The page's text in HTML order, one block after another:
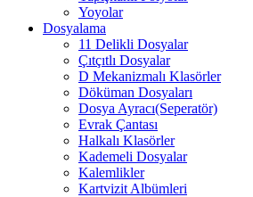
Yoyolar
Dosyalama
11 Delikli Dosyalar
Çıtçıtlı Dosyalar
D Mekanizmalı Klasörler
Döküman Dosyaları
Dosya Ayracı(Seperatör)
Evrak Çantası
Halkalı Klasörler
Kademeli Dosyalar
Kalemlikler
Kartvizit Albümleri